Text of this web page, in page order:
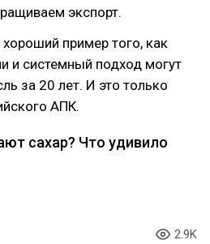
экспорт.
пример того, как
и системный подход могут
за 20 лет. И это только
АПК.
сахар? Что удивило
2.9K